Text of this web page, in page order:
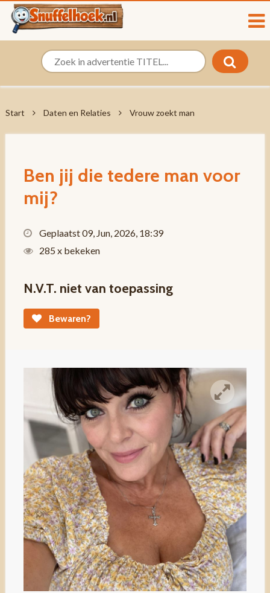
Start Daten en Relaties Vrouw zoekt man
Ben jij die tedere man voor
mij?
Geplaatst 09, Jun, 2026, 18:39
285 x bekeken
N.V.T. niet van toepassing
Bewaren?